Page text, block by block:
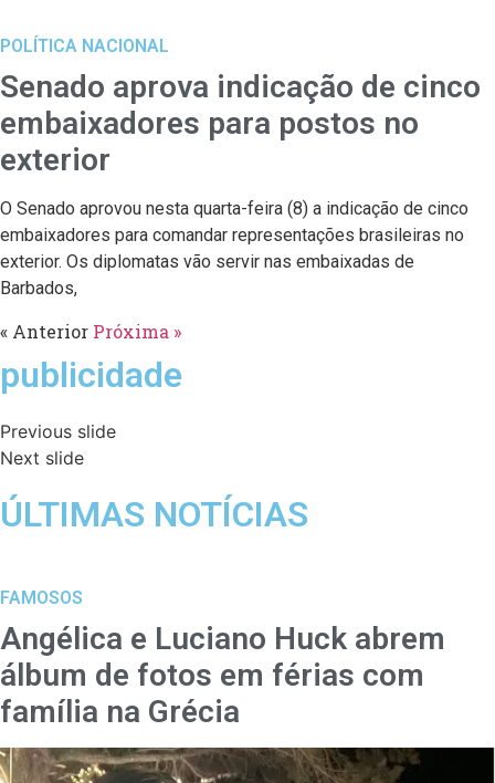
POLÍTICA NACIONAL
Senado aprova indicação de cinco
embaixadores para postos no
exterior
O Senado aprovou nesta quarta-feira (8) a indicação de cinco
embaixadores para comandar representações brasileiras no
exterior. Os diplomatas vão servir nas embaixadas de
Barbados,
« Anterior Próxima »
publicidade
Previous slide
Next slide
ÚLTIMAS NOTÍCIAS
FAMOSOS
Angélica e Luciano Huck abrem
álbum de fotos em férias com
família na Grécia